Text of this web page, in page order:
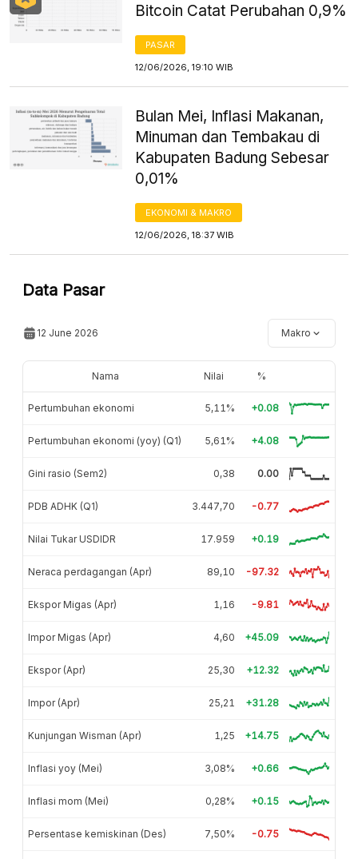
Bitcoin Catat Perubahan 0,9%
PASAR
12/06/2026, 19:10 WIB
Bulan Mei, Inflasi Makanan,
Minuman dan Tembakau di
Kabupaten Badung Sebesar
0,01%
EKONOMI & MAKRO
12/06/2026, 18:37 WIB
Data Pasar
12 June 2026 Makro
Nama Nilai %
Pertumbuhan ekonomi 5,11% +0.08
Pertumbuhan ekonomi (yoy) (Q1) 5,61% +4.08
Gini rasio (Sem2) 0,38 0.00
PDB ADHK (Q1) 3.447,70 -0.77
Nilai Tukar USDIDR 17.959 +0.19
Neraca perdagangan (Apr) 89,10 -97.32
Ekspor Migas (Apr) 1,16 -9.81
Impor Migas (Apr) 4,60 +45.09
Ekspor (Apr) 25,30 +12.32
Impor (Apr) 25,21 +31.28
Kunjungan Wisman (Apr) 1,25 +14.75
Inflasi yoy (Mei) 3,08% +0.66
Inflasi mom (Mei) 0,28% +0.15
Persentase kemiskinan (Des) 7,50% -0.75